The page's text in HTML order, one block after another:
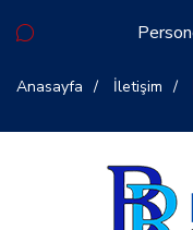
Anasayfa İletişim